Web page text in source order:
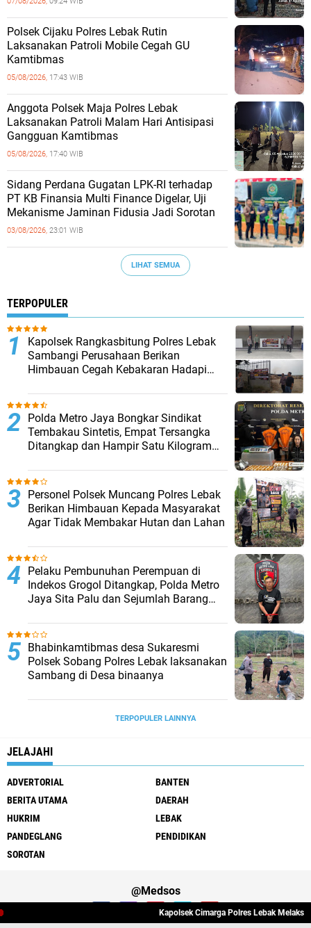
Polsek Cijaku Polres Lebak Rutin
Laksanakan Patroli Mobile Cegah GU
Kamtibmas
05/08/2026, 17:43 WIB
Anggota Polsek Maja Polres Lebak
Laksanakan Patroli Malam Hari Antisipasi
Gangguan Kamtibmas
05/08/2026, 17:40 WIB
Sidang Perdana Gugatan LPK-RI terhadap
PT KB Finansia Multi Finance Digelar, Uji
Mekanisme Jaminan Fidusia Jadi Sorotan
03/08/2026, 23:01 WIB
LIHAT SEMUA
TERPOPULER
Kapolsek Rangkasbitung Polres Lebak
Sambangi Perusahaan Berikan
Himbauan Cegah Kebakaran Hadapi
‎Polda Metro Jaya Bongkar Sindikat
Tembakau Sintetis, Empat Tersangka
Ditangkap dan Hampir Satu Kilogram
Personel Polsek Muncang Polres Lebak
Berikan Himbauan Kepada Masyarakat
Agar Tidak Membakar Hutan dan Lahan
Pelaku Pembunuhan Perempuan di
Indekos Grogol Ditangkap, Polda Metro
Jaya Sita Palu dan Sejumlah Barang
Bhabinkamtibmas desa Sukaresmi
Polsek Sobang Polres Lebak laksanakan
Sambang di Desa binaanya
TERPOPULER LAINNYA
JELAJAHI
ADVERTORIAL
BANTEN
BERITA UTAMA
DAERAH
HUKRIM
LEBAK
PANDEGLANG
PENDIDIKAN
SOROTAN
@Medsos
Kapolsek Cimarga Polres Lebak